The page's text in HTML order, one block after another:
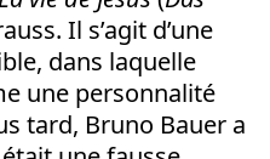
Il s’agit d’une
dans laquelle
une personnalité
tard, Bruno Bauer a